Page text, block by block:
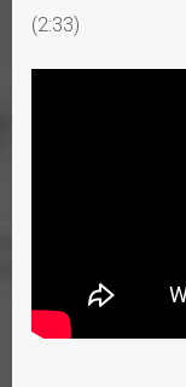
(2:33)